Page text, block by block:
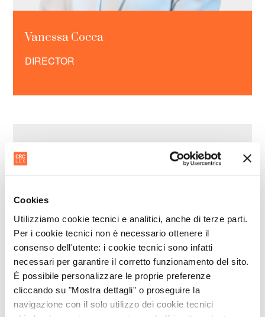
Cookies
Utilizziamo cookie tecnici e analitici, anche di terze parti.
Per i cookie tecnici non è necessario ottenere il
consenso dell'utente: i cookie tecnici sono infatti
necessari per garantire il corretto funzionamento del sito.
È possibile personalizzare le proprie preferenze
cliccando su "Mostra dettagli" o proseguire la
navigazione con il solo utilizzo dei cookie tecnici
Vanessa Cocca
DIRECTOR